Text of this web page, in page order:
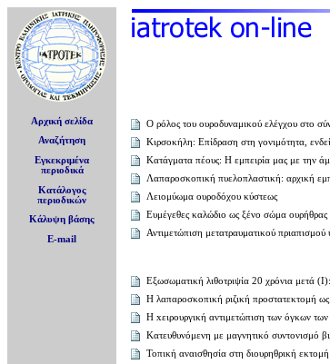
Αρχική σελίδα
Αναζήτηση
Εγκεκριμένα
περιοδικά
Κατάλογος
περιοδικών
Κάλυψη βάσης
E-mail
O ρόλος του ουροδυναμικού ελέγχου στο
Κιρσοκήλη: Επίδραση στη γονιμότητα,
Κατάγματα πέους: Η εμπειρία μας με την
Λαπαροσκοπική πυελοπλαστική: αρχική
Λειομύωμα ουροδόχου κύστεως
Ευμέγεθες καλώδιο ως ξένο σώμα ουρήθρας
Αντιμετώπιση μετατραυματικού
Εξωσωματική λιθοτριψία 20 χρόνια μετά
H λαπαροσκοπική ριζική προστατεκτομή
Η xειρουργική αντιμετώπιση των όγκων των
Κατευθυνόμενη με μαγνητικό συντονισμό
Τοπική αναισθησία στη διουρηθρική